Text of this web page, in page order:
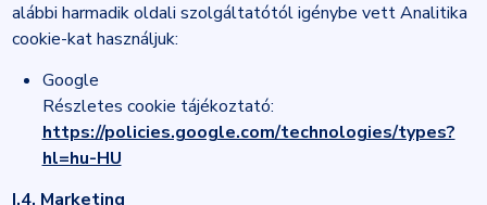
alábbi harmadik oldali szolgáltatótól igénybe vett Analitika
cookie-kat használjuk:
Google
Részletes cookie tájékoztató:
https://policies.google.com/technologies/types?
hl=hu-HU
I.4. Marketing